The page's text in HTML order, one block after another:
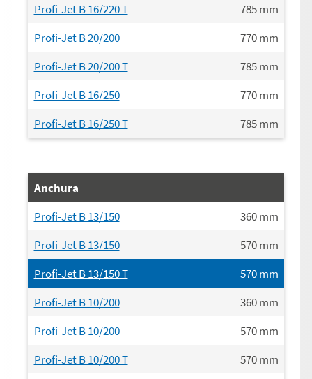
Profi-Jet B 16/220 T
785mm
Profi-Jet B 20/200
770mm
Profi-Jet B 20/200 T
785mm
Profi-Jet B 16/250
770mm
Profi-Jet B 16/250 T
785mm
Anchura
Profi-Jet B 13/150
360mm
Profi-Jet B 13/150
570mm
Profi-Jet B 13/150 T
570mm
Profi-Jet B 10/200
360mm
Profi-Jet B 10/200
570mm
Profi-Jet B 10/200 T
570mm